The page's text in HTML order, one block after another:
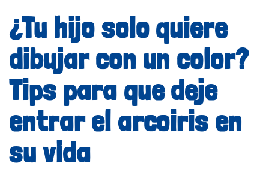
¿Tu hijo solo quiere
dibujar con un color?
Tips para que deje
entrar el arcoiris en
su vida